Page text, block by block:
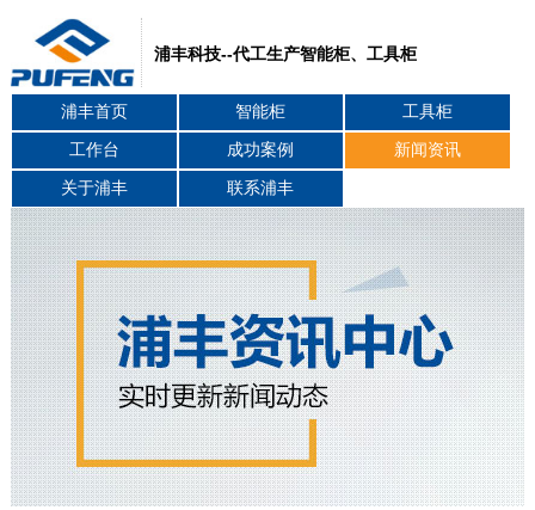
浦丰科技--代工生产智能柜、工具柜
浦丰首页 智能柜 工具柜
工作台 成功案例 新闻资讯
关于浦丰 联系浦丰